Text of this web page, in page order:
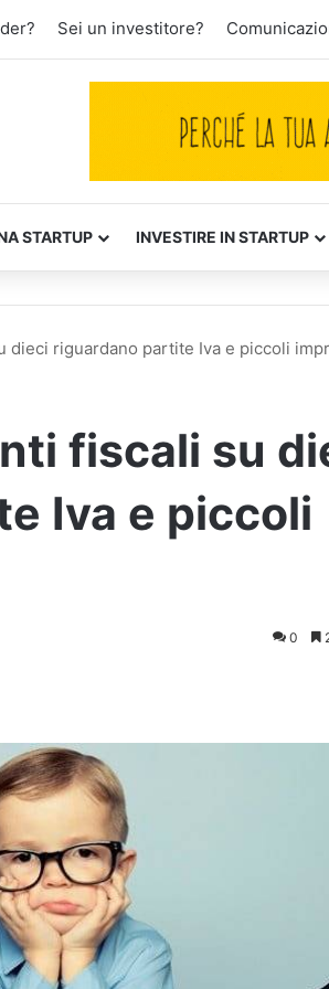
Sei un investitore?
STARTUP INVESTIRE IN STARTUP
dieci riguardano partite Iva e piccoli
fiscali su
Iva e piccoli
0